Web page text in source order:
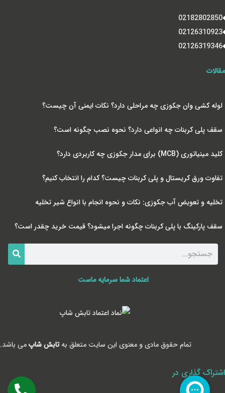
02182802850
02126310923
02126319346
مقالات
لوله کشی وان جکوزی چه مراحلی دارد؟ نکات ایمنی آن چیست؟
سقف پلی کربنات چه انواعی دارد؟ نحوه نصب چگونه است؟
کلید مینیاتوری (MCB) برای مدار جکوزی چه کاربردی دارد؟
تفاوت ورق کریستال و پلی کربنات چیست؟ کدام را انتخاب کنیم؟
تخلیه و تعویض آب جکوزی: نکات و نحوه انجام با انواع شیر تخلیه
سقف پارکینگ با پلی کربنات چگونه اجرا میشود؟ قیمت خرید چقدر است؟
اعتماد شما سرمایه ماست
تمام حقوق مادی و معنوی این سایت متعلق بهتابش شاپمی باشد.
اشتراک گذاری در